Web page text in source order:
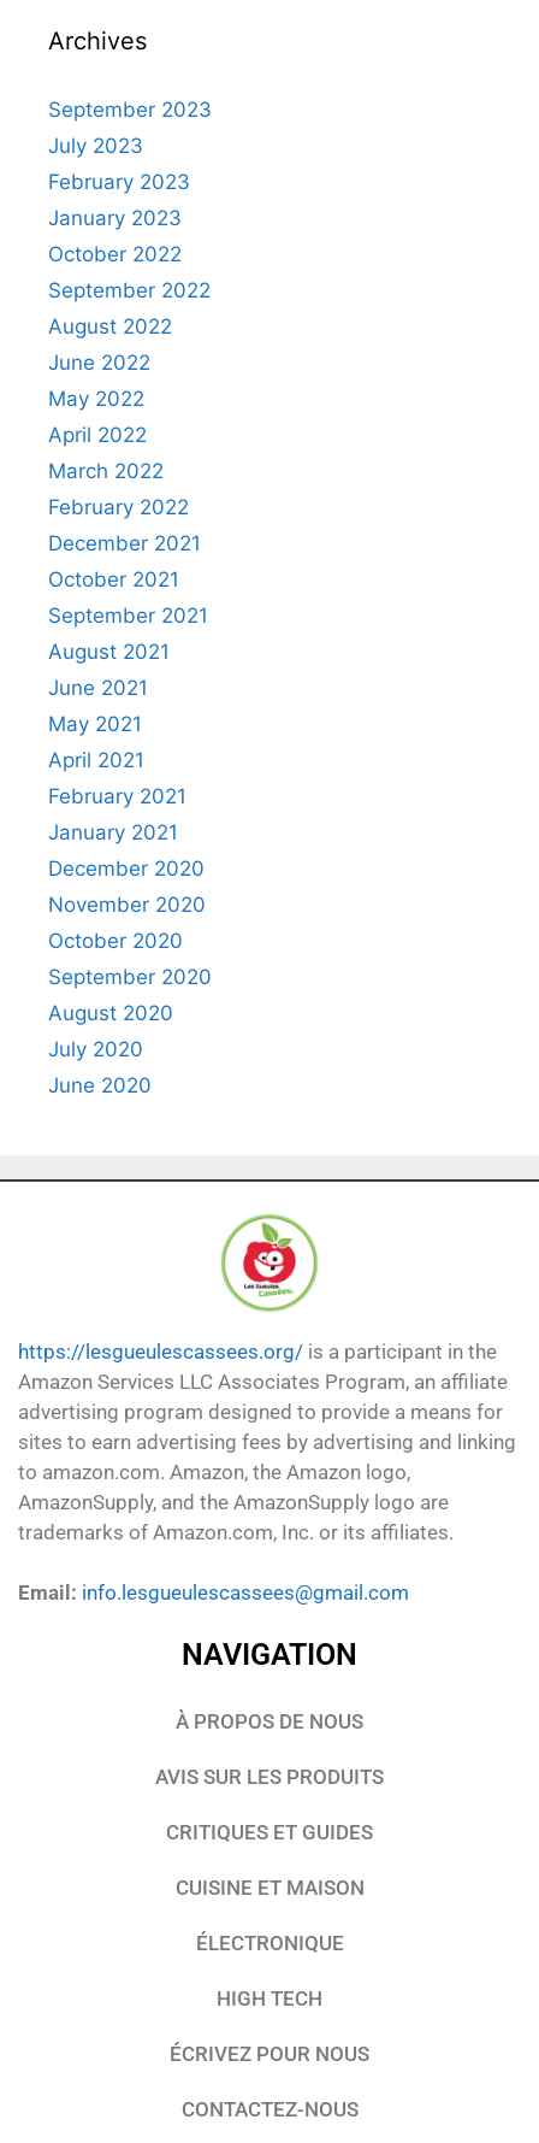
Archives
September 2023
July 2023
February 2023
January 2023
October 2022
September 2022
August 2022
June 2022
May 2022
April 2022
March 2022
February 2022
December 2021
October 2021
September 2021
August 2021
June 2021
May 2021
April 2021
February 2021
January 2021
December 2020
November 2020
October 2020
September 2020
August 2020
July 2020
June 2020
https://lesgueulescassees.org/ is a participant in the
Amazon Services LLC Associates Program, an affiliate
advertising program designed to provide a means for
sites to earn advertising fees by advertising and linking
to amazon.com. Amazon, the Amazon logo,
AmazonSupply, and the AmazonSupply logo are
trademarks of Amazon.com, Inc. or its affiliates.
Email: info.lesgueulescassees@gmail.com
NAVIGATION
À PROPOS DE NOUS
AVIS SUR LES PRODUITS
CRITIQUES ET GUIDES
CUISINE ET MAISON
ÉLECTRONIQUE
HIGH TECH
ÉCRIVEZ POUR NOUS
CONTACTEZ-NOUS